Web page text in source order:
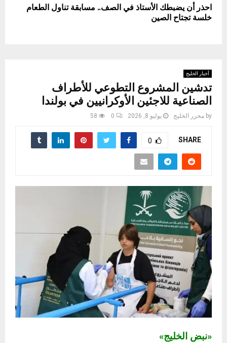
احذر أن يضبطك الأستاذ في الصف.. مسابقة تناول الطعام
خلسة تجتاح الصين
أخبار الخليج
تدشين المشروع التطوعي للأطراف
الصناعية للاجئين الأوكرانيين في بولندا
by محرر الخليج يوليو 8, 2026 0
58
SHARE
0
«نبض الخليج»